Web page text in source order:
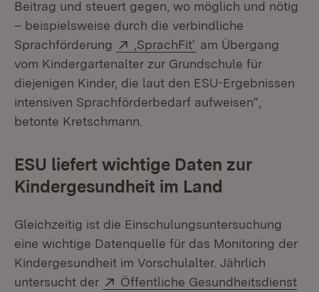
Beitrag und steuert gegen, wo möglich und nötig
– beispielsweise durch die verbindliche
Sprachförderung
Extern:
‚SprachFit‘ (Öffnet in neuem
am Übergang
vom Kindergartenalter zur Grundschule für
diejenigen Kinder, die laut den ESU-Ergebnissen
intensiven Sprachförderbedarf aufweisen“,
betonte Kretschmann.
ESU liefert wichtige Daten zur
Kindergesundheit im Land
Gleichzeitig ist die Einschulungsuntersuchung
eine wichtige Datenquelle für das Monitoring der
Kindergesundheit im Vorschulalter. Jährlich
untersucht der
Extern:
Öffentliche Gesundheitsdienst